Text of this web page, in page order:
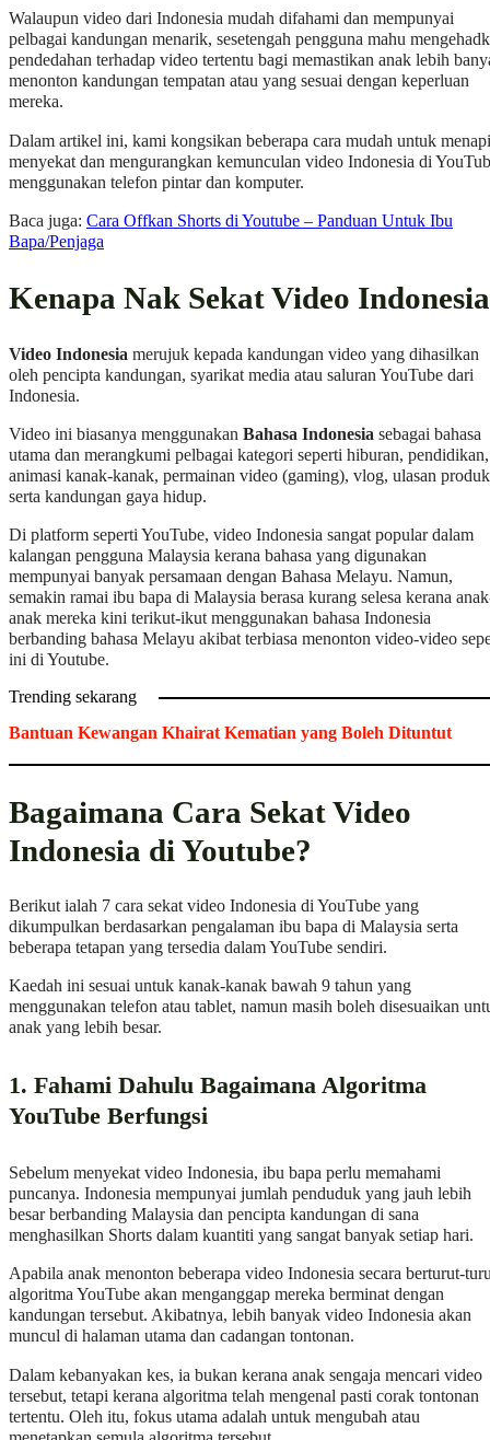
Walaupun video dari Indonesia mudah difahami dan mempunyai
pelbagai kandungan menarik, sesetengah pengguna mahu
pendedahan terhadap video tertentu bagi memastikan anak lebih
menonton kandungan tempatan atau yang sesuai dengan keperluan
mereka.
Dalam artikel ini, kami kongsikan beberapa cara mudah untuk
menyekat dan mengurangkan kemunculan video Indonesia di
menggunakan telefon pintar dan komputer.
Baca juga: Cara Offkan Shorts di Youtube – Panduan Untuk Ibu
Bapa/Penjaga
Kenapa Nak Sekat Video
Video Indonesia merujuk kepada kandungan video yang dihasilkan
oleh pencipta kandungan, syarikat media atau saluran YouTube dari
Indonesia.
Video ini biasanya menggunakan Bahasa Indonesia sebagai bahasa
utama dan merangkumi pelbagai kategori seperti hiburan, pendidikan,
animasi kanak-kanak, permainan video (gaming), vlog, ulasan produk
serta kandungan gaya hidup.
Di platform seperti YouTube, video Indonesia sangat popular dalam
kalangan pengguna Malaysia kerana bahasa yang digunakan
mempunyai banyak persamaan dengan Bahasa Melayu. Namun,
semakin ramai ibu bapa di Malaysia berasa kurang selesa kerana
anak mereka kini terikut-ikut menggunakan bahasa Indonesia
berbanding bahasa Melayu akibat terbiasa menonton video-video
ini di Youtube.
Trending sekarang
Bantuan Kewangan Khairat Kematian yang Boleh Dituntut
Bagaimana Cara Sekat Video
Indonesia di Youtube?
Berikut ialah 7 cara sekat video Indonesia di YouTube yang
dikumpulkan berdasarkan pengalaman ibu bapa di Malaysia serta
beberapa tetapan yang tersedia dalam YouTube sendiri.
Kaedah ini sesuai untuk kanak-kanak bawah 9 tahun yang
menggunakan telefon atau tablet, namun masih boleh disesuaikan
anak yang lebih besar.
1. Fahami Dahulu Bagaimana Algoritma
YouTube Berfungsi
Sebelum menyekat video Indonesia, ibu bapa perlu memahami
puncanya. Indonesia mempunyai jumlah penduduk yang jauh lebih
besar berbanding Malaysia dan pencipta kandungan di sana
menghasilkan Shorts dalam kuantiti yang sangat banyak setiap hari.
Apabila anak menonton beberapa video Indonesia secara berturut-
algoritma YouTube akan menganggap mereka berminat dengan
kandungan tersebut. Akibatnya, lebih banyak video Indonesia akan
muncul di halaman utama dan cadangan tontonan.
Dalam kebanyakan kes, ia bukan kerana anak sengaja mencari video
tersebut, tetapi kerana algoritma telah mengenal pasti corak tontonan
tertentu. Oleh itu, fokus utama adalah untuk mengubah atau